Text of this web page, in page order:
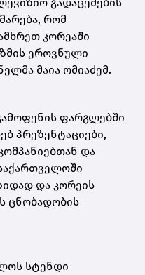
რომ
კორეაში
ეროვნული
მაია ომიაძემ.
ფარგლებში
პრეზენტაციები,
და
და კორეის
ცნობადობის
სტენდი